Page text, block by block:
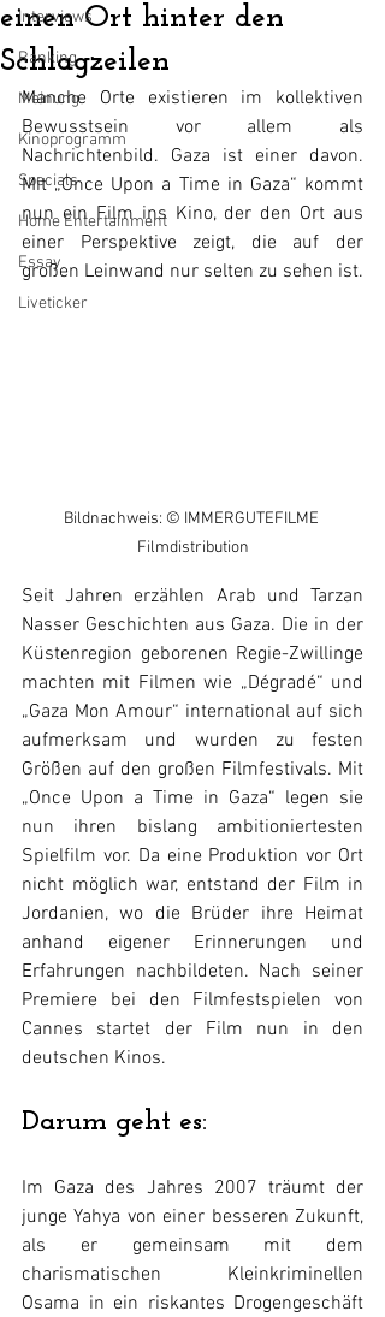
Interviews
Ranking
Meinung
Kinoprogramm
Specials
Home Entertainment
Essay
Liveticker
einen Ort hinter den
Schlagzeilen
Manche Orte existieren im kollektiven
Bewusstsein vor allem als
Nachrichtenbild. Gaza ist einer davon.
Mit „Once Upon a Time in Gaza“ kommt
nun ein Film ins Kino, der den Ort aus
einer Perspektive zeigt, die auf der
großen Leinwand nur selten zu sehen ist.
Bildnachweis: © IMMERGUTEFILME
Filmdistribution
Seit Jahren erzählen Arab und Tarzan
Nasser Geschichten aus Gaza. Die in der
Küstenregion geborenen Regie-Zwillinge
machten mit Filmen wie „Dégradé“ und
„Gaza Mon Amour“ international auf sich
aufmerksam und wurden zu festen
Größen auf den großen Filmfestivals. Mit
„Once Upon a Time in Gaza“ legen sie
nun ihren bislang ambitioniertesten
Spielfilm vor. Da eine Produktion vor Ort
nicht möglich war, entstand der Film in
Jordanien, wo die Brüder ihre Heimat
anhand eigener Erinnerungen und
Erfahrungen nachbildeten. Nach seiner
Premiere bei den Filmfestspielen von
Cannes startet der Film nun in den
deutschen Kinos.
Darum geht es:
Im Gaza des Jahres 2007 träumt der
junge Yahya von einer besseren Zukunft,
als er gemeinsam mit dem
charismatischen Kleinkriminellen
Osama in ein riskantes Drogengeschäft